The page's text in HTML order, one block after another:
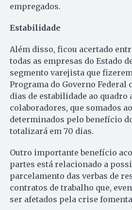
empregados.
Estabilidade
Além disso, ficou acertado
todas as empresas do Estado
segmento varejista que
Programa do Governo Federal
dias de estabilidade ao quadro
colaboradores, que somados
determinados pelo benefício
totalizará em 70 dias.
Outro importante benefício
partes está relacionado a
parcelamento das verbas de
contratos de trabalho que,
ser afetados pela crise